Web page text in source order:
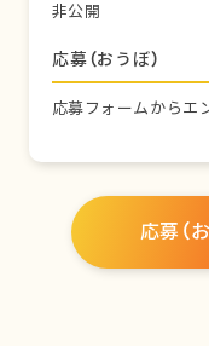
非公開
応募（おうぼ）
応募フォームからエ
応募（